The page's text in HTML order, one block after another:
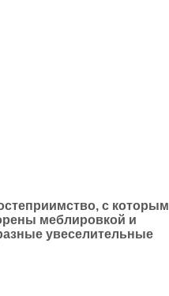
с которым
меблировкой и
увеселительные